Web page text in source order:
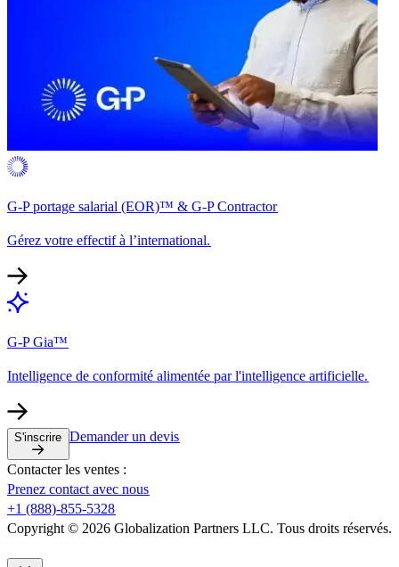
G-P portage salarial (EOR)™ & G-P Contractor​​
Gérez votre effectif à l’international.​​
G-P Gia™​​
Intelligence de conformité alimentée par l'intelligence artificielle.​​
S'inscrire​​ Demander un devis​​
Contacter les ventes :​​
Prenez contact avec nous​​
+1 (888)-855-5328​​
Copyright © 2026 Globalization Partners LLC. Tous droits réservés.​​